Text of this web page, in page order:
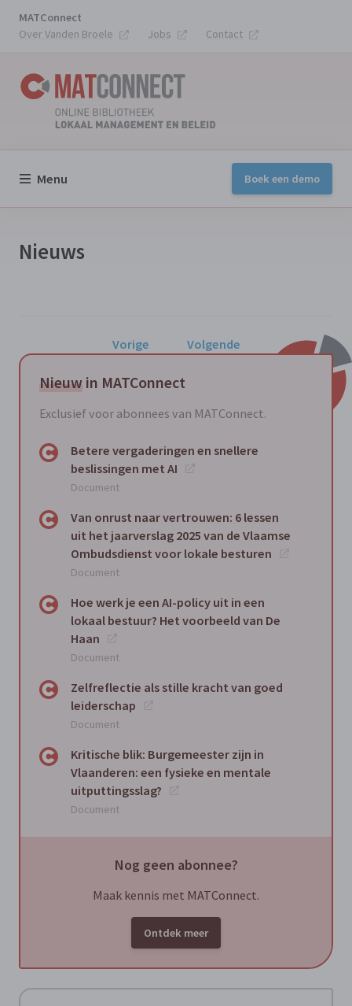
MATConnect
Over Vanden Broele
Jobs Contact
Menu Boek een demo
Nieuws
Vorige Volgende
Nieuw in MATConnect
Exclusief voor abonnees van MATConnect.
Betere vergaderingen en snellere
beslissingen met AI
Document
Van onrust naar vertrouwen: 6 lessen
uit het jaarverslag 2025 van de Vlaamse
Ombudsdienst voor lokale besturen
Document
Hoe werk je een AI-policy uit in een
lokaal bestuur? Het voorbeeld van De
Haan
Document
Zelfreflectie als stille kracht van goed
leiderschap
Document
Kritische blik: Burgemeester zijn in
Vlaanderen: een fysieke en mentale
uitputtingsslag?
Document
Nog geen abonnee?
Maak kennis met MATConnect.
Ontdek meer